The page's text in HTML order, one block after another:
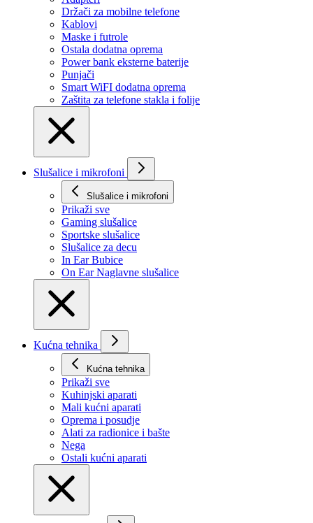
Držači za mobilne telefone
Kablovi
Maske i futrole
Ostala dodatna oprema
Power bank eksterne baterije
Punjači
Smart WiFI dodatna oprema
Zaštita za telefone stakla i folije
Slušalice i mikrofoni
Slušalice i mikrofoni
Prikaži svе
Gaming slušalice
Sportske slušalice
Slušalice za decu
In Ear Bubice
On Ear Naglavne slušalice
Kućna tehnika
Kućna tehnika
Prikaži svе
Kuhinjski aparati
Mali kućni aparati
Oprema i posudje
Alati za radionice i bašte
Nega
Ostali kućni aparati